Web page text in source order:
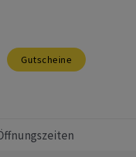
Gutscheine